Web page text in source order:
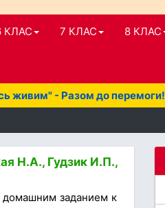
КЛАС 7 КЛАС 8 КЛАС
живим" - Разом до перемоги!
Н.А., Гудзик И.П.,
домашним заданием к